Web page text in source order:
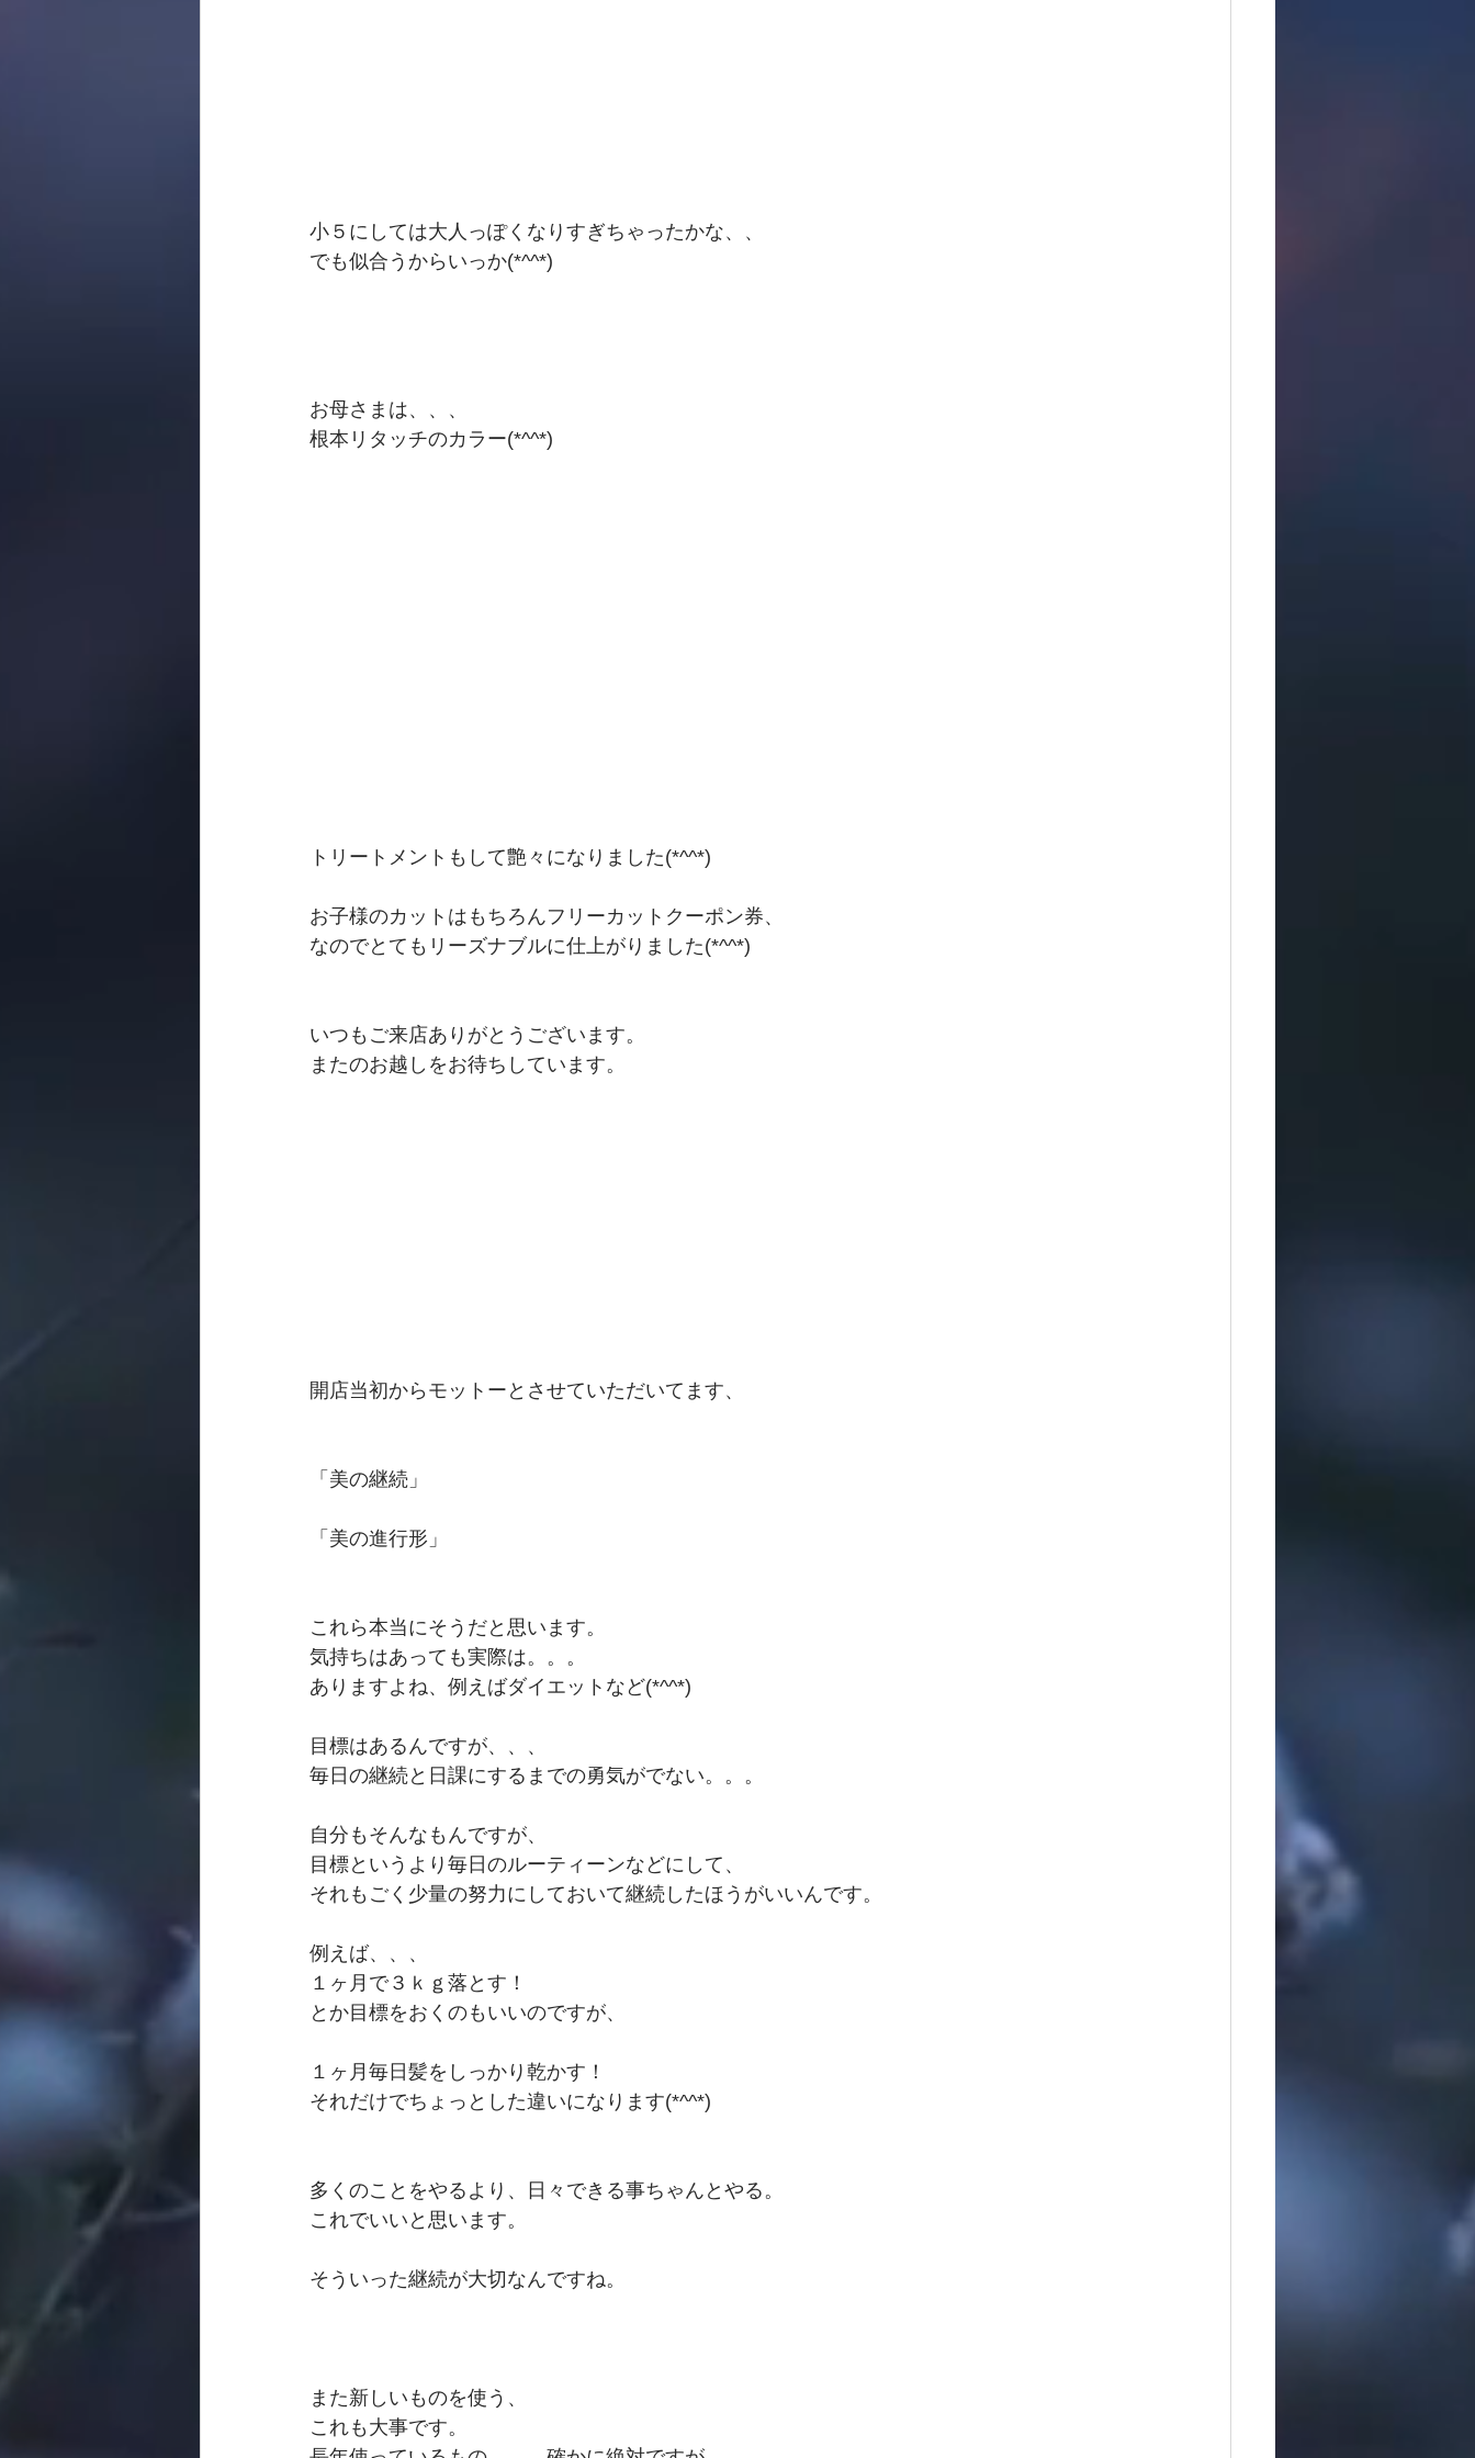
小５にしては大人っぽくなりすぎちゃったかな、、
でも似合うからいっか(*^^*)
お母さまは、、、
根本リタッチのカラー(*^^*)
トリートメントもして艶々になりました(*^^*)
お子様のカットはもちろんフリーカットクーポン券、
なのでとてもリーズナブルに仕上がりました(*^^*)
いつもご来店ありがとうございます。
またのお越しをお待ちしています。
開店当初からモットーとさせていただいてます、
「美の継続」
「美の進行形」
これら本当にそうだと思います。
気持ちはあっても実際は。。。
ありますよね、例えばダイエットなど(*^^*)
目標はあるんですが、、、
毎日の継続と日課にするまでの勇気がでない。。。
自分もそんなもんですが、
目標というより毎日のルーティーンなどにして、
それもごく少量の努力にしておいて継続したほうがいいんです。
例えば、、、
１ヶ月で３ｋｇ落とす！
とか目標をおくのもいいのですが、
１ヶ月毎日髪をしっかり乾かす！
それだけでちょっとした違いになります(*^^*)
多くのことをやるより、日々できる事ちゃんとやる。
これでいいと思います。
そういった継続が大切なんですね。
また新しいものを使う、
これも大事です。